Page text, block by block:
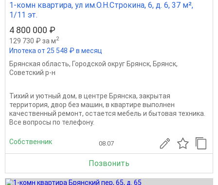
1-комн квартира, ул им.О.Н.Строкина, 6, д. 6, 37 м²,
1/11 эт.
4 800 000 ₽
129 730 ₽ за м2
Ипотека от 25 548 ₽ в месяц
Брянская область, Городской округ Брянск, Брянск,
Советский р-н
Тихий и уютный дом, в центре Брянска, закрытая
территория, двор без машин, в квартире выполнен
качественный ремонт, остается мебель и бытовая техника.
Все вопросы по телефону.
Собственник 08.07
Позвонить